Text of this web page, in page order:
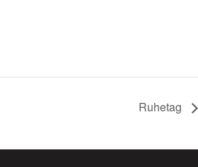
Ruhetag